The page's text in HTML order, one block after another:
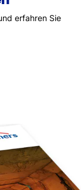
erfahren Sie